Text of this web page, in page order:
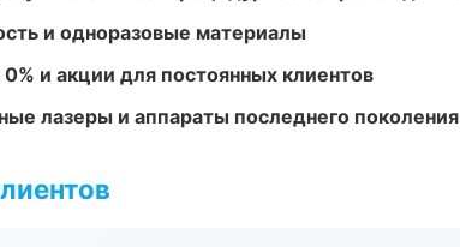
и одноразовые материалы
0% и акции для постоянных клиентов
лазеры и аппараты последнего поколения